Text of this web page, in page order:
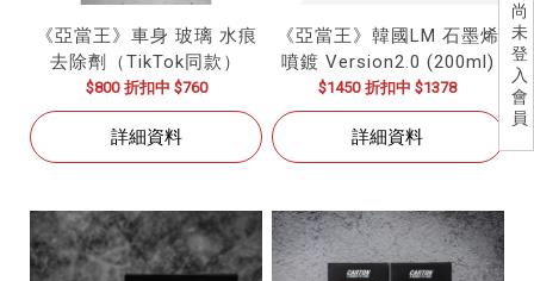
尚
未
登
入
會
員
《亞當王》車身 玻璃 水痕
去除劑（TikTok同款）
$800 折扣中 $760
詳細資料
《亞當王》韓國LM 石墨烯
噴鍍 Version2.0 (200ml)
$1450 折扣中 $1378
詳細資料